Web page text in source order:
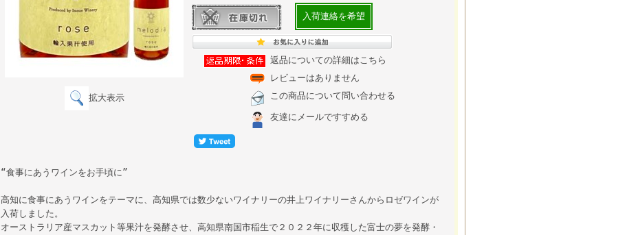
拡大表示
入荷連絡を希望
返品についての詳細はこちら
レビューはありません
この商品について問い合わせる
友達にメールですすめる
“食事にあうワインをお手頃に”
高知に食事にあうワインをテーマに、高知県では数少ないワイナリーの井上ワイナリーさんからロゼワインが
入荷しました。
オーストラリア産マスカット等果汁を発酵させ、高知県南国市稲生で２０２２年に収穫した富士の夢を発酵・